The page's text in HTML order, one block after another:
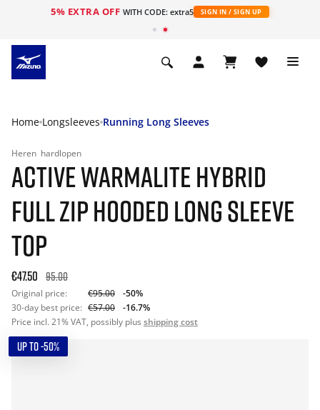
5% EXTRA OFF WITH CODE: extra5 SIGN IN / SIGN UP
Home Longsleeves Running Long Sleeves
Heren hardlopen
ACTIVE WARMALITE HYBRID
FULL ZIP HOODED LONG SLEEVE
TOP
€47.50 95.00
Original price: €95.00
-50%
30-day best price: €57.00
-16.7%
Price incl. 21% VAT, possibly plus shipping cost
UP TO -50%